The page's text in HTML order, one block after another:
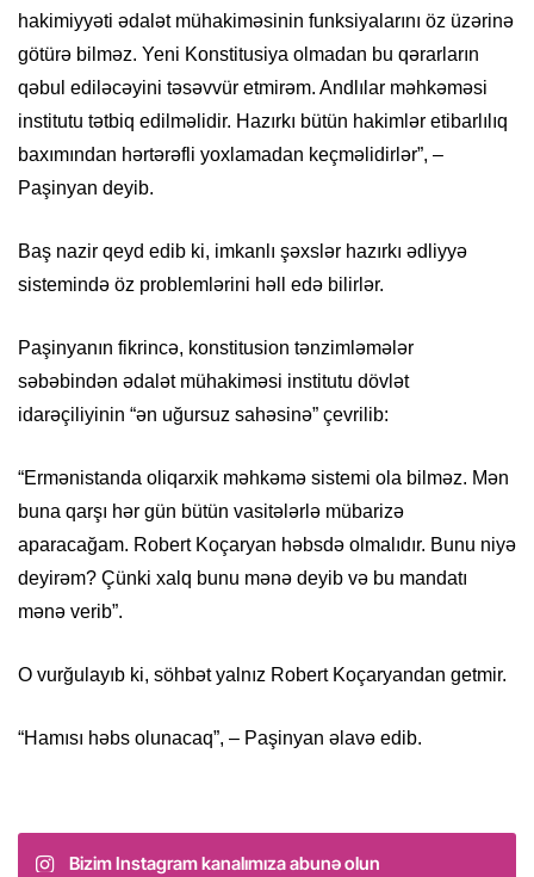
hakimiyyəti ədalət mühakiməsinin funksiyalarını öz üzərinə
götürə bilməz. Yeni Konstitusiya olmadan bu qərarların
qəbul ediləcəyini təsəvvür etmirəm. Andlılar məhkəməsi
institutu tətbiq edilməlidir. Hazırkı bütün hakimlər etibarlılıq
baxımından hərtərəfli yoxlamadan keçməlidirlər”, –
Paşinyan deyib.
Baş nazir qeyd edib ki, imkanlı şəxslər hazırkı ədliyyə
sistemində öz problemlərini həll edə bilirlər.
Paşinyanın fikrincə, konstitusion tənzimləmələr
səbəbindən ədalət mühakiməsi institutu dövlət
idarəçiliyinin “ən uğursuz sahəsinə” çevrilib:
“Ermənistanda oliqarxik məhkəmə sistemi ola bilməz. Mən
buna qarşı hər gün bütün vasitələrlə mübarizə
aparacağam. Robert Koçaryan həbsdə olmalıdır. Bunu niyə
deyirəm? Çünki xalq bunu mənə deyib və bu mandatı
mənə verib”.
O vurğulayıb ki, söhbət yalnız Robert Koçaryandan getmir.
“Hamısı həbs olunacaq”, – Paşinyan əlavə edib.
Bizim Instagram kanalımıza abunə olun